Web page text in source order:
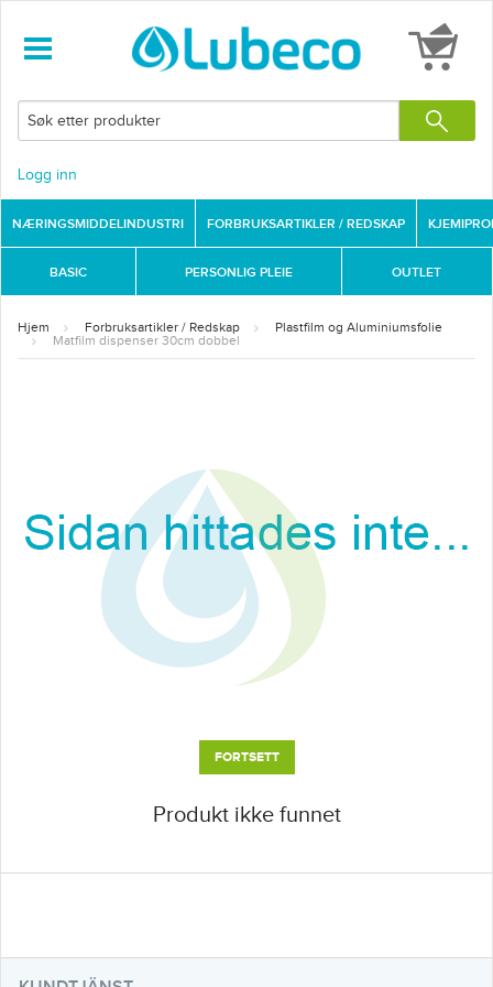
Logg inn
NÆRINGSMIDDELINDUSTRI FORBRUKSARTIKLER / REDSKAP
BASIC PERSONLIG PLEIE OUTLET
Hjem Forbruksartikler / Redskap
Plastfilm og Aluminiumsfolie
Matfilm dispenser 30cm dobbel
FORTSETT
Produkt ikke funnet